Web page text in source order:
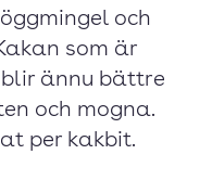
och
som är
ännu bättre
och mogna.
per kakbit.